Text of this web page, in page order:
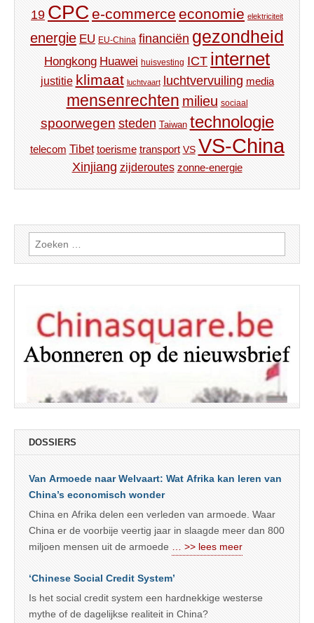
19 CPC e-commerce economie elektriciteit
energie EU EU-China financiën gezondheid
Hongkong Huawei huisvesting ICT internet
justitie klimaat luchtvaart luchtvervuiling media
mensenrechten milieu sociaal
spoorwegen steden Taiwan technologie
telecom Tibet toerisme transport VS VS-China
Xinjiang zijderoutes zonne-energie
Zoeken
naar:
DOSSIERS
Van Armoede naar Welvaart: Wat Afrika kan leren van
China’s economisch wonder
China en Afrika delen een verleden van armoede. Waar
China er de voorbije veertig jaar in slaagde meer dan 800
miljoen mensen uit de armoede … >> lees meer
‘Chinese Social Credit System’
Is het social credit system een hardnekkige westerse
mythe of de dagelijkse realiteit in China?